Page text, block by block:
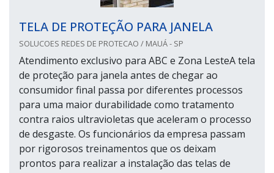
TELA DE PROTEÇÃO PARA JANELA
SOLUCOES REDES DE PROTECAO / MAUÁ - SP
Atendimento exclusivo para ABC e Zona LesteA tela
de proteção para janela antes de chegar ao
consumidor final passa por diferentes processos
para uma maior durabilidade como tratamento
contra raios ultravioletas que aceleram o processo
de desgaste. Os funcionários da empresa passam
por rigorosos treinamentos que os deixam
prontos para realizar a instalação das telas de